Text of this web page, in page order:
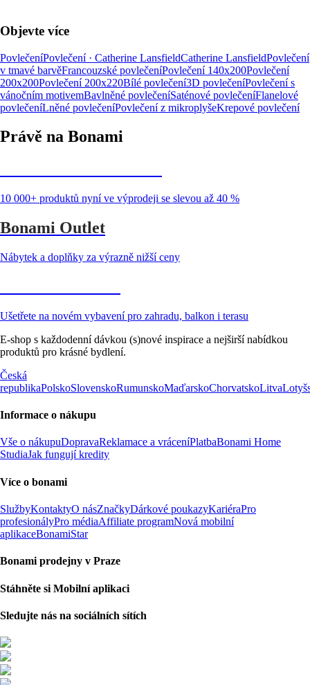
Objevte více
PovlečeníPovlečení · Catherine LansfieldCatherine LansfieldPovlečení
v tmavé barvěFrancouzské povlečeníPovlečení 140x200Povlečení
200x200Povlečení 200x220Bílé povlečení3D povlečeníPovlečení s
vánočním motivemBavlněné povlečeníSaténové povlečeníFlanelové
povlečeníLněné povlečeníPovlečení z mikroplyšeKrepové povlečení
Právě na Bonami
10 000+ produktů nyní ve výprodeji se slevou až 40 %
Bonami Outlet
Nábytek a doplňky za výrazně nižší ceny
Ušetřete na novém vybavení pro zahradu, balkon i terasu
E-shop s každodenní dávkou (s)nové inspirace a nejširší nabídkou
produktů pro krásné bydlení.
Česká
republikaPolskoSlovenskoRumunskoMaďarskoChorvatskoLitva
Informace o nákupu
Vše o nákupuDopravaReklamace a vráceníPlatbaBonami Home
StudiaJak fungují kredity
Více o bonami
SlužbyKontaktyO násZnačkyDárkové poukazyKariéraPro
profesionályPro médiaAffiliate programNová mobilní
aplikaceBonamiStar
Bonami prodejny v Praze
Stáhněte si Mobilní aplikaci
Sledujte nás na sociálních sítích